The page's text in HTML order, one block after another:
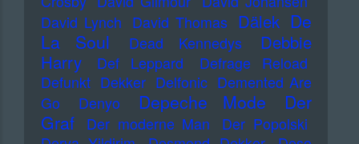
David Lynch David Thomas Dälek De
La Soul
Dead Kennedys
Debbie
Harry
Def Leppard
Defrage Reload
Defunkt Dekker Delfonic Demented Are
Go
Denyo Depeche Mode
Der
Graf
Der moderne Man
Der Popolski